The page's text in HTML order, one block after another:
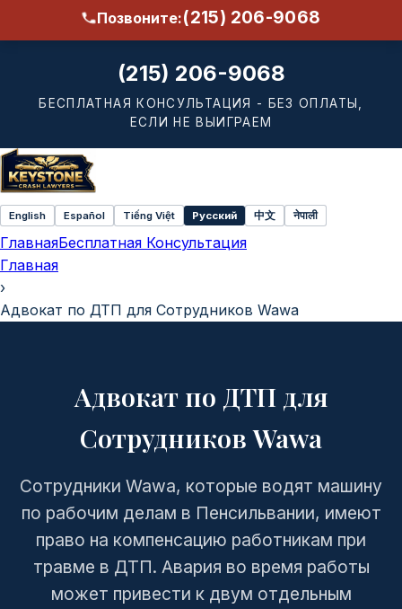
Позвоните:(215) 206-9068
(215) 206-9068
БЕСПЛАТНАЯ КОНСУЛЬТАЦИЯ - БЕЗ ОПЛАТЫ,
ЕСЛИ НЕ ВЫИГРАЕМ
Select
language
English Español Tiếng Việt Русский 中文 नेपाली
ГлавнаяБесплатная Консультация
Главная
›
Адвокат по ДТП для Сотрудников Wawa
Адвокат по ДТП для
Сотрудников Wawa
Сотрудники Wawa, которые водят машину
по рабочим делам в Пенсильвании, имеют
право на компенсацию работникам при
травме в ДТП. Авария во время работы
может привести к двум отдельным